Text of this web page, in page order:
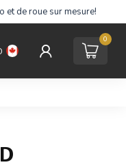
et de roue sur mesure!
0